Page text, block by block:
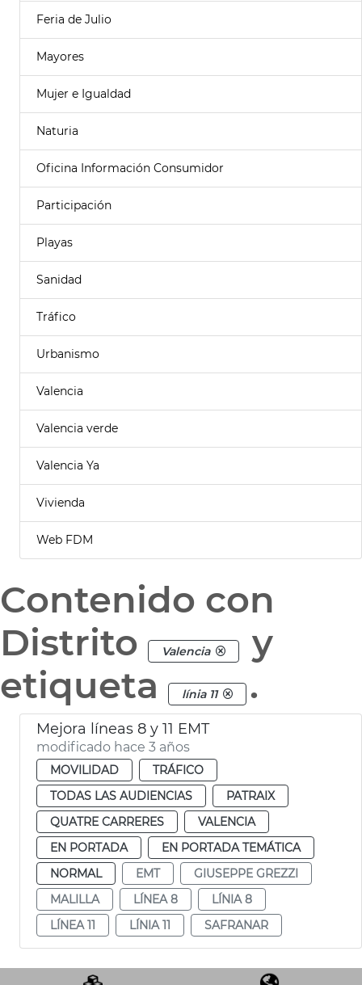
Feria de Julio
Mayores
Mujer e Igualdad
Naturia
Oficina Información Consumidor
Participación
Playas
Sanidad
Tráfico
Urbanismo
Valencia
Valencia verde
Valencia Ya
Vivienda
Web FDM
Contenido con
Distrito
Valencia
y
etiqueta
línia 11 .
Mejora líneas 8 y 11 EMT
modificado hace 3 años
MOVILIDAD
TRÁFICO
TODAS LAS AUDIENCIAS
PATRAIX
QUATRE CARRERES
VALENCIA
EN PORTADA
EN PORTADA TEMÁTICA
NORMAL
EMT
GIUSEPPE GREZZI
MALILLA
LÍNEA 8
LÍNIA 8
LÍNEA 11
LÍNIA 11 SAFRANAR